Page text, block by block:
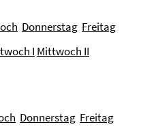
Donnerstag Freitag
I Mittwoch II
Donnerstag Freitag